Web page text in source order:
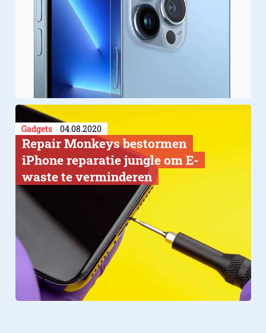
Gadgets 04.08.2020
​Repair Monkeys bestormen
iPhone reparatie jungle om E-
waste te verminderen